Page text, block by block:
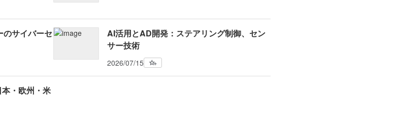
のサイバーセ
AI活用とAD開発：ステアリング制御、セン
サー技術
2026/07/15
・欧州・米